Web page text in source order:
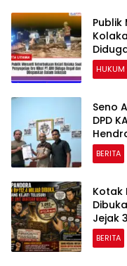
Publik
HUKUM
Seno
DPD
BERITA
Kotak
Jejak
BERITA